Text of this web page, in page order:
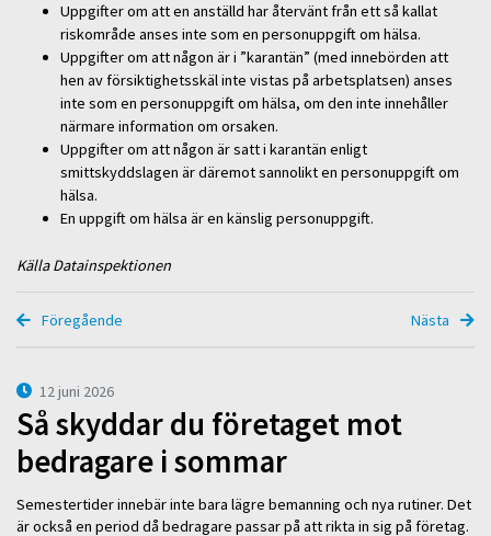
Uppgifter om att en anställd har återvänt från ett så kallat
riskområde anses inte som en personuppgift om hälsa.
Uppgifter om att någon är i ”karantän” (med innebörden att
hen av försiktighetsskäl inte vistas på arbetsplatsen) anses
inte som en personuppgift om hälsa, om den inte innehåller
närmare information om orsaken.
Uppgifter om att någon är satt i karantän enligt
smittskyddslagen är däremot sannolikt en personuppgift om
hälsa.
En uppgift om hälsa är en känslig personuppgift.
Källa Datainspektionen
Föregående Nästa
12 juni 2026
Så skyddar du företaget mot
bedragare i sommar
Semestertider innebär inte bara lägre bemanning och nya rutiner. Det
är också en period då bedragare passar på att rikta in sig på företag.